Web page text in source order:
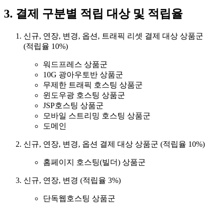
3. 결제 구분별 적립 대상 및 적립율
신규, 연장, 변경, 옵션, 트래픽 리셋 결제 대상 상품군
(적립율 10%)
워드프레스 상품군
10G 광아우토반 상품군
무제한 트래픽 호스팅 상품군
윈도우광 호스팅 상품군
JSP호스팅 상품군
모바일 스트리밍 호스팅 상품군
도메인
신규, 연장, 변경, 옵션 결제 대상 상품군 (적립율 10%)
홈페이지 호스팅(빌더) 상품군
신규, 연장, 변경 (적립율 3%)
단독웹호스팅 상품군